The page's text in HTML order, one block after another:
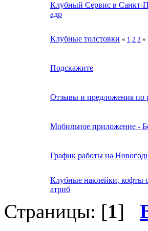
Клубный Сервис в Санкт-
адр
Клубные толстовки « 1 2 3 »
Подскажите
Отзывы и предложения по
Мобильное приложение -
График работы на
Клубные наклейки, кофты
атриб
Страницы: [1]